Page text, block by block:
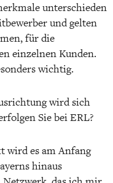
unterschieden
und gelten
für die
einzelnen Kunden.
wichtig.
wird sich
Sie bei ERL?
wird es am Anfang
hinaus